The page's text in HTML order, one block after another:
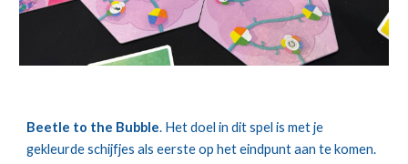
Beetle to the Bubble. Het doel in dit spel is met je
gekleurde schijfjes als eerste op het eindpunt aan te komen.